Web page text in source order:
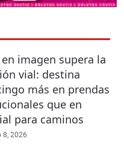
imagen supera la
vial: destina
más en prendas
que en
para caminos
8, 2026